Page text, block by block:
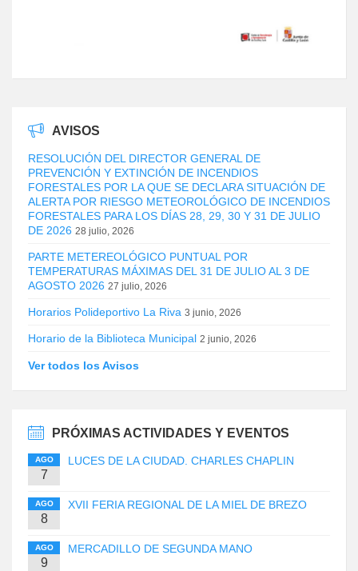
AVISOS
RESOLUCIÓN DEL DIRECTOR GENERAL DE
PREVENCIÓN Y EXTINCIÓN DE INCENDIOS
FORESTALES POR LA QUE SE DECLARA SITUACIÓN DE
ALERTA POR RIESGO METEOROLÓGICO DE INCENDIOS
FORESTALES PARA LOS DÍAS 28, 29, 30 Y 31 DE JULIO
DE 2026 28 julio, 2026
PARTE METEREOLÓGICO PUNTUAL POR
TEMPERATURAS MÁXIMAS DEL 31 DE JULIO AL 3 DE
AGOSTO 2026 27 julio, 2026
Horarios Polideportivo La Riva 3 junio, 2026
Horario de la Biblioteca Municipal 2 junio, 2026
Ver todos los Avisos
PRÓXIMAS ACTIVIDADES Y EVENTOS
AGO
7
LUCES DE LA CIUDAD. CHARLES CHAPLIN
AGO
8
XVII FERIA REGIONAL DE LA MIEL DE BREZO
AGO
9
MERCADILLO DE SEGUNDA MANO